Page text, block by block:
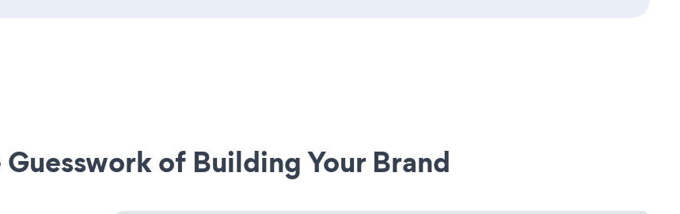
of Building Your Brand